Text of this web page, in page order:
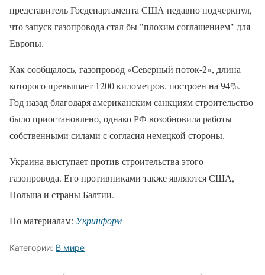
представитель Госдепартамента США недавно подчеркнул,
что запуск газопровода стал бы "плохим соглашением" для
Европы.
Как сообщалось, газопровод «Северный поток-2», длина
которого превышает 1200 километров, построен на 94%.
Год назад благодаря американским санкциям строительство
было приостановлено, однако РФ возобновила работы
собственными силами с согласия немецкой стороны.
Украина выступает против строительства этого
газопровода. Его противниками также являются США,
Польша и страны Балтии.
По материалам: Укринформ
Категории: В мире